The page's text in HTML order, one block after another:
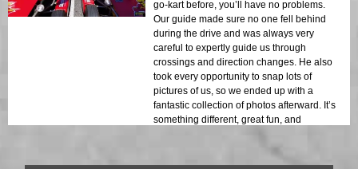
go-kart before, you’ll have no problems.
Our guide made sure no one fell behind
during the drive and was always very
careful to expertly guide us through
crossings and direction changes. He also
took every opportunity to snap lots of
pictures of us, so we ended up with a
fantastic collection of photos afterward. It’s
something different, great fun, and